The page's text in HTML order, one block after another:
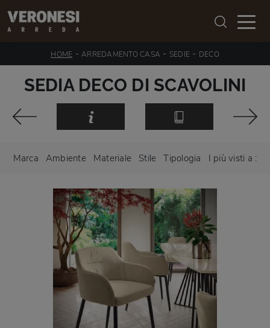
HOME - ARREDAMENTO CASA - SEDIE - DECO
SEDIA DECO DI SCAVOLINI
Marca Ambiente Materiale Stile Tipologia I più visti a :